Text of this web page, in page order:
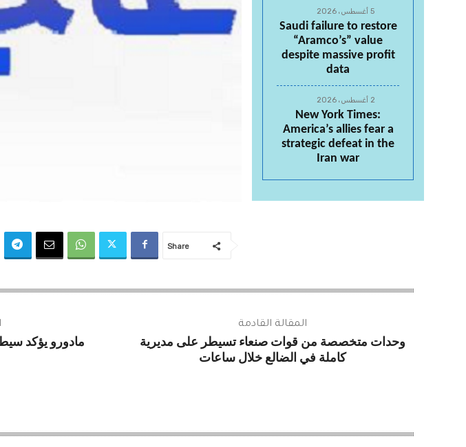
5 أغسطس، 2026
Saudi failure to restore
“Aramco’s” value
despite massive profit
data
2 أغسطس، 2026
New York Times:
America’s allies fear a
strategic defeat in the
Iran war
Share
مادورو يؤكد
المقالة القادمة
وحدات متخصصة من قوات صنعاء تسيطر على مديرية
كاملة في الضالع خلال ساعات